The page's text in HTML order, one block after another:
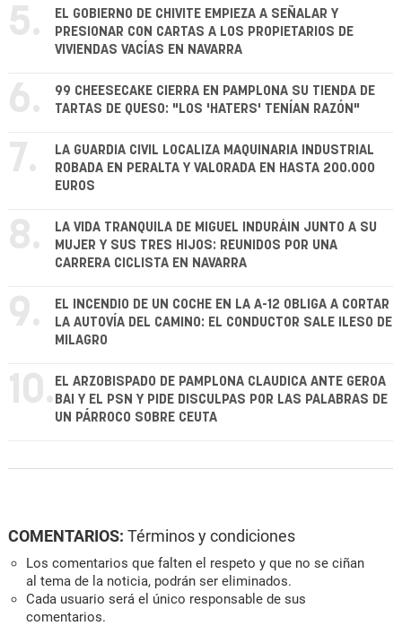
5.
EL GOBIERNO DE CHIVITE EMPIEZA A SEÑALAR Y
PRESIONAR CON CARTAS A LOS PROPIETARIOS DE
VIVIENDAS VACÍAS EN NAVARRA
6.
99 CHEESECAKE CIERRA EN PAMPLONA SU TIENDA DE
TARTAS DE QUESO: "LOS 'HATERS' TENÍAN RAZÓN"
7.
LA GUARDIA CIVIL LOCALIZA MAQUINARIA INDUSTRIAL
ROBADA EN PERALTA Y VALORADA EN HASTA 200.000
EUROS
8.
LA VIDA TRANQUILA DE MIGUEL INDURÁIN JUNTO A SU
MUJER Y SUS TRES HIJOS: REUNIDOS POR UNA
CARRERA CICLISTA EN NAVARRA
9.
EL INCENDIO DE UN COCHE EN LA A-12 OBLIGA A CORTAR
LA AUTOVÍA DEL CAMINO: EL CONDUCTOR SALE ILESO DE
MILAGRO
10. EL ARZOBISPADO DE PAMPLONA CLAUDICA ANTE GEROA
BAI Y EL PSN Y PIDE DISCULPAS POR LAS PALABRAS DE
UN PÁRROCO SOBRE CEUTA
COMENTARIOS: Términos y condiciones
Los comentarios que falten el respeto y que no se ciñan
al tema de la noticia, podrán ser eliminados.
Cada usuario será el único responsable de sus
comentarios.